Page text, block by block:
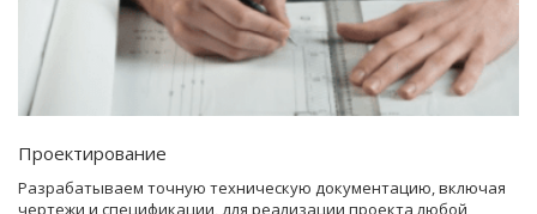
Проектирование
Разрабатываем точную техническую документацию, включая
чертежи и спецификации, для реализации проекта любой